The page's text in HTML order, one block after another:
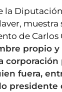
la
de Carlos
propio
corporación
fuera,